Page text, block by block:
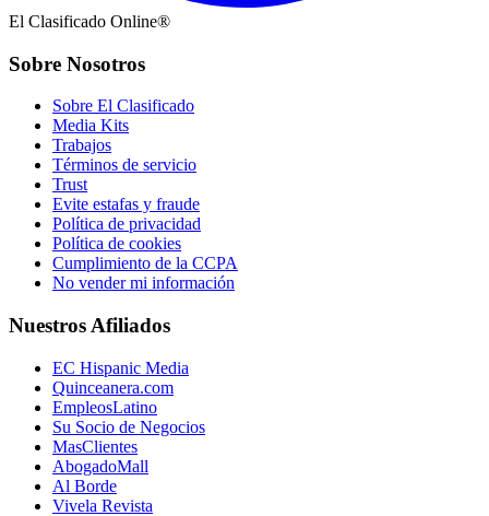
El Clasificado Online®
Sobre Nosotros
Sobre El Clasificado
Media Kits
Trabajos
Términos de servicio
Trust
Evite estafas y fraude
Política de privacidad
Política de cookies
Cumplimiento de la CCPA
No vender mi información
Nuestros Afiliados
EC Hispanic Media
Quinceanera.com
EmpleosLatino
Su Socio de Negocios
MasClientes
AbogadoMall
Al Borde
Vivela Revista